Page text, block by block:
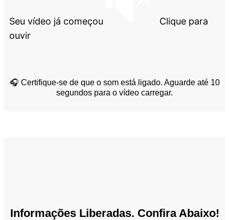
Seu vídeo já começou
Clique para
ouvir
🎧 Certifique-se de que o som está ligado. Aguarde até 10
segundos para o vídeo carregar.
Informações Liberadas. Confira Abaixo!